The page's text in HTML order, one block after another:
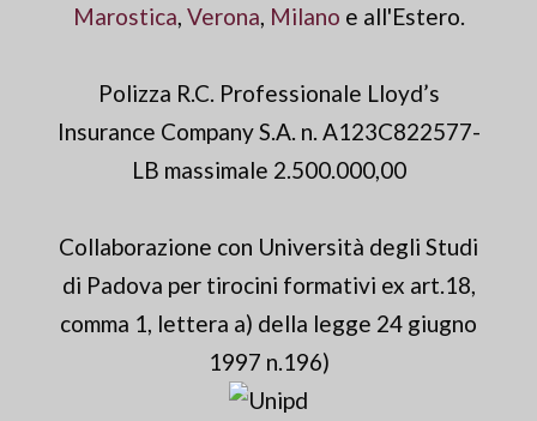
Marostica Verona Milano e all'Estero.
Polizza R.C. Professionale Lloyd’s
Insurance Company S.A. n. A123C822577-
LB massimale 2.500.000,00
Collaborazione con Università degli Studi
di Padova per tirocini formativi ex art.18,
comma 1, lettera a) della legge 24 giugno
1997 n.196)